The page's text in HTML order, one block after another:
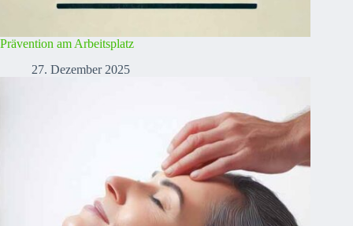
Prävention am Arbeitsplatz
27. Dezember 2025